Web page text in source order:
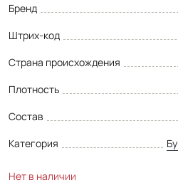
Бренд
Штрих-код
Страна происхождения
Плотность
Состав
Категория
Нет в наличии